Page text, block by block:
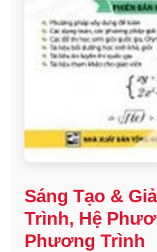
Sáng Tạo &
Trình, Hệ
Phương Trình